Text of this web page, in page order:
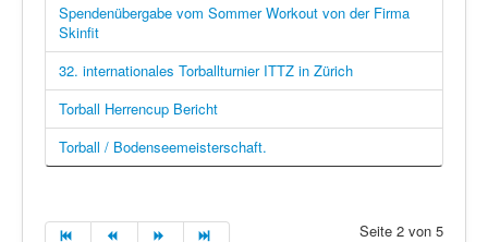
Spendenübergabe vom Sommer Workout von der Firma
Skinfit
32. internationales Torballturnier ITTZ in Zürich
Torball Herrencup Bericht
Torball / Bodenseemeisterschaft.
Seite 2 von 5